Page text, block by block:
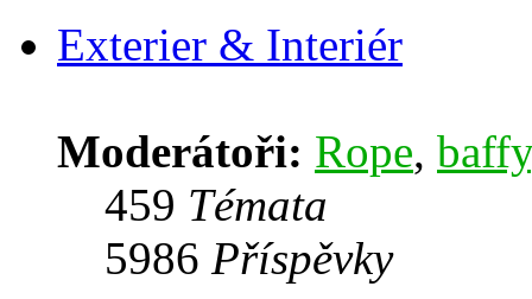
Exterier & Interiér
Moderátoři: Rope, baffy
459 Témata
5986 Příspěvky